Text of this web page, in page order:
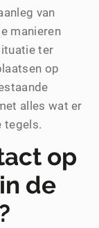
van
manieren
ter
op
alles wat er
tegels.
op
de